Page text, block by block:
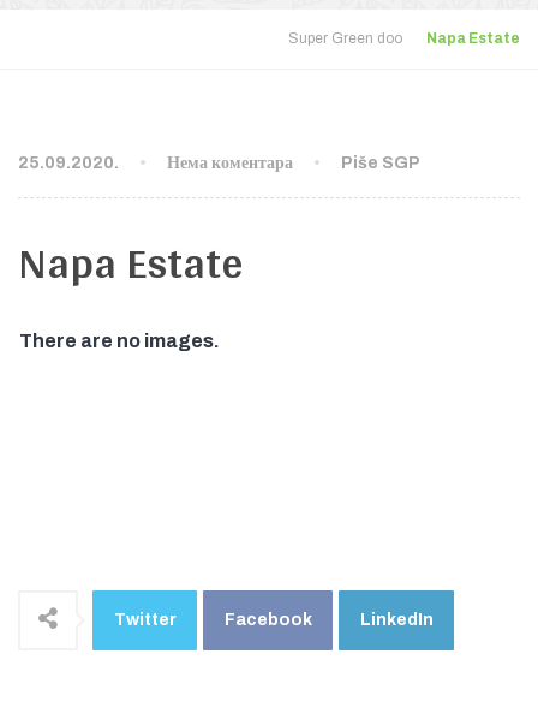
Super Green doo Napa Estate
25.09.2020. Нема коментара Piše SGP
Napa Estate
There are no images.
Twitter Facebook LinkedIn